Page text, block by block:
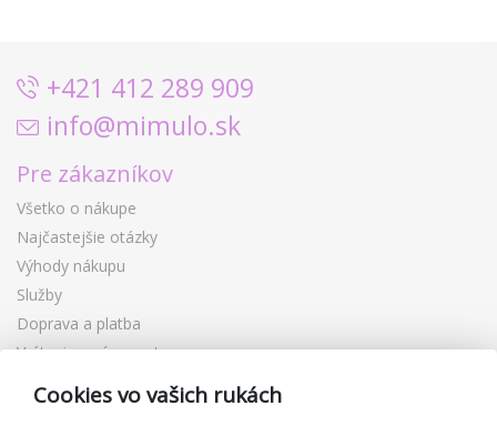
+421 412 289 909
info@mimulo.sk
Pre zákazníkov
Všetko o nákupe
Najčastejšie otázky
Výhody nákupu
Služby
Doprava a platba
Vrátenie a výmena tovaru
Reklamácia
Darčekové poukážky
Cookies vo vašich rukách